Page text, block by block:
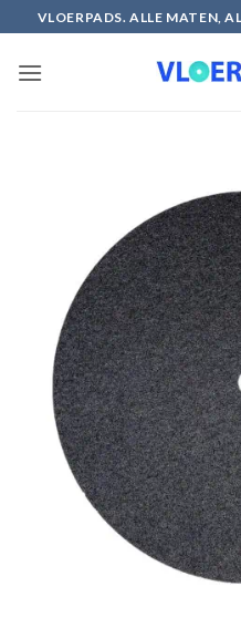
naar
inhoud
VLOERPADS. ALLE MATEN,